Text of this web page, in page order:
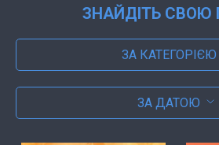
ЗНАЙДІТЬ СВОЮ
ЗА КАТЕГОРІЄЮ
ЗА ДАТОЮ